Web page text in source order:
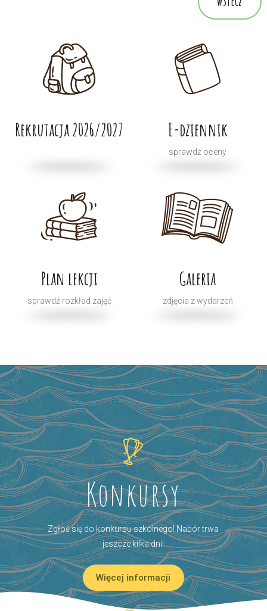
Rekrutacja 2026/2027 E-dziennik
sprawdź oceny
Plan lekcji
sprawdź rozkład zajęć
Galeria
zdjęcia z wydarzeń
Konkursy
Zgłoś się do konkursu szkolnego! Nabór trwa
jeszcze kilka dni!
Więcej informacji